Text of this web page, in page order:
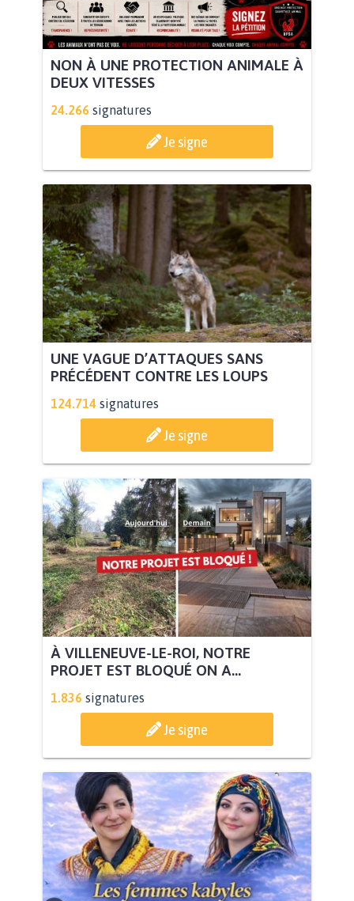
NON À UNE PROTECTION ANIMALE À
DEUX VITESSES
24.266 signatures
Je signe
UNE VAGUE D’ATTAQUES SANS
PRÉCÉDENT CONTRE LES LOUPS
124.714 signatures
Je signe
À VILLENEUVE-LE-ROI, NOTRE
PROJET EST BLOQUÉ ON A...
1.836 signatures
Je signe